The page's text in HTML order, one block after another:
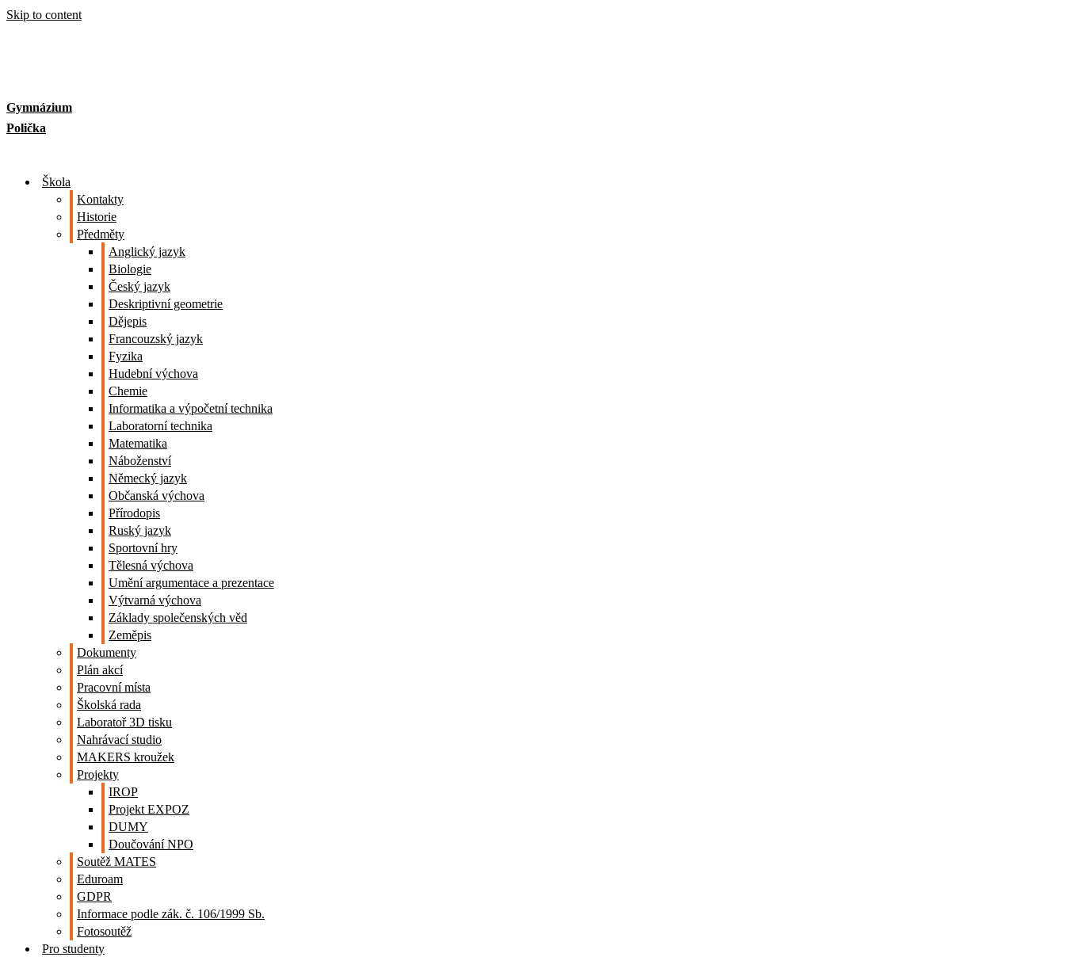
Skip to content
Gymnázium
Polička
Škola
Kontakty
Historie
Předměty
Anglický jazyk
Biologie
Český jazyk
Deskriptivní geometrie
Dějepis
Francouzský jazyk
Fyzika
Hudební výchova
Chemie
Informatika a výpočetní technika
Laboratorní technika
Matematika
Náboženství
Německý jazyk
Občanská výchova
Přírodopis
Ruský jazyk
Sportovní hry
Tělesná výchova
Umění argumentace a prezentace
Výtvarná výchova
Základy společenských věd
Zeměpis
Dokumenty
Plán akcí
Pracovní místa
Školská rada
Laboratoř 3D tisku
Nahrávací studio
MAKERS kroužek
Projekty
IROP
Projekt EXPOZ
DUMY
Doučování NPO
Soutěž MATES
Eduroam
GDPR
Informace podle zák. č. 106/1999 Sb.
Fotosoutěž
Pro studenty